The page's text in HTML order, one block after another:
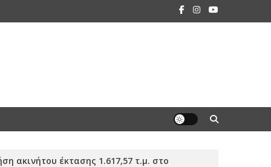
ακινήτου έκτασης 1.617,57 τ.μ. στο